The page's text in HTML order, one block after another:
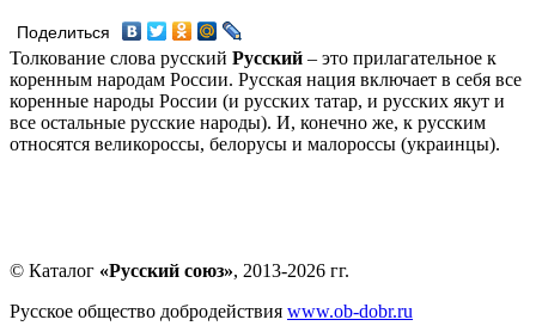
Поделиться
Толкование слова русский Русский – это прилагательное к
коренным народам России. Русская нация включает в себя все
коренные народы России (и русских татар, и русских якут и
все остальные русские народы). И, конечно же, к русским
относятся великороссы, белорусы и малороссы (украинцы).
© Каталог «Русский союз», 2013-2026 гг.
Русское общество добродействия www.ob-dobr.ru